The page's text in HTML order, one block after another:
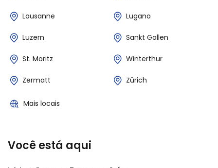
Lausanne Lugano
Luzern Sankt Gallen
St. Moritz Winterthur
Zermatt Zürich
Mais locais
Você está aqui